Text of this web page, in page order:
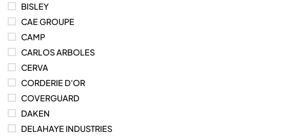
BISLEY
CAE GROUPE
CAMP
CARLOS ARBOLES
CERVA
CORDERIE D'OR
COVERGUARD
DAKEN
DELAHAYE INDUSTRIES